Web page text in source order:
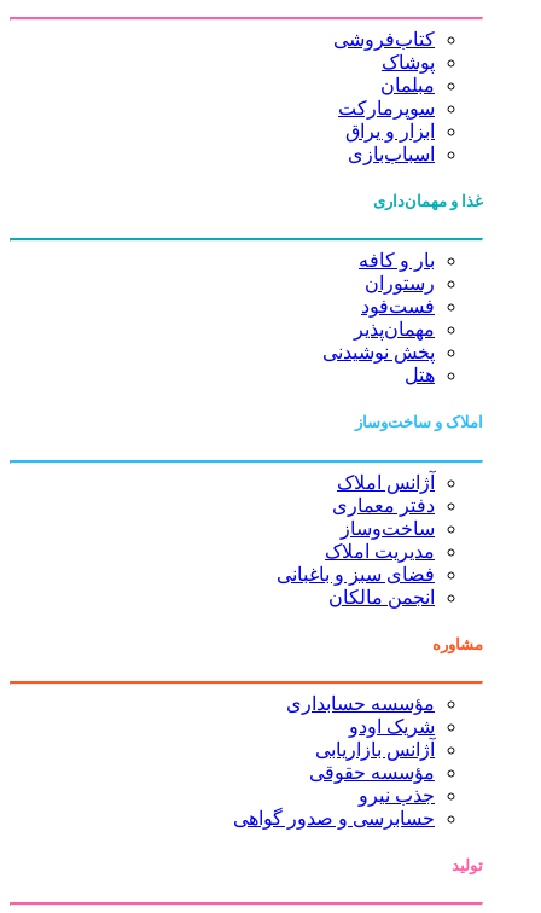
کتاب‌فروشی
پوشاک
مبلمان
سوپرمارکت
ابزار و یراق
اسباب‌بازی
غذا و مهمان‌داری
بار و کافه
رستوران
فست‌فود
مهمان‌پذیر
پخش نوشیدنی
هتل
املاک و ساخت‌وساز
آژانس املاک
دفتر معماری
ساخت‌وساز
مدیریت املاک
فضای سبز و باغبانی
انجمن مالکان
مشاوره
مؤسسه حسابداری
شریک اودو
آژانس بازاریابی
مؤسسه حقوقی
جذب نیرو
حسابرسی و صدور گواهی
تولید